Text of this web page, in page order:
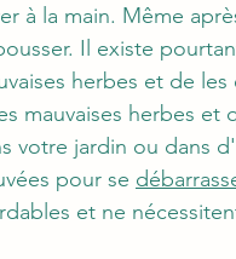
à la main. Même
Il existe
herbes et de
mauvaises herbes
votre jardin ou dans
pour se
et ne